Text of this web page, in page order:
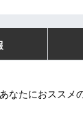
なたにおススメ